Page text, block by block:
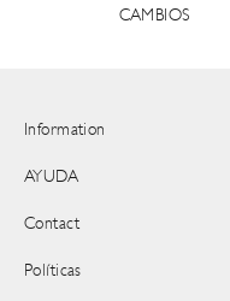
CAMBIOS
Information
AYUDA
Contact
Políticas